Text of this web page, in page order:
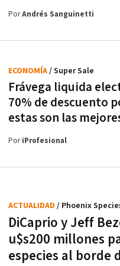
PorAndrés Sanguinetti
Frávega liquida
70% de descuento
estas son las
ECONOMÍA/ Super Sale
PoriProfesional
DiCaprio y Jeff
u$s200 millones
especies al borde
ACTUALIDAD / Phoenix